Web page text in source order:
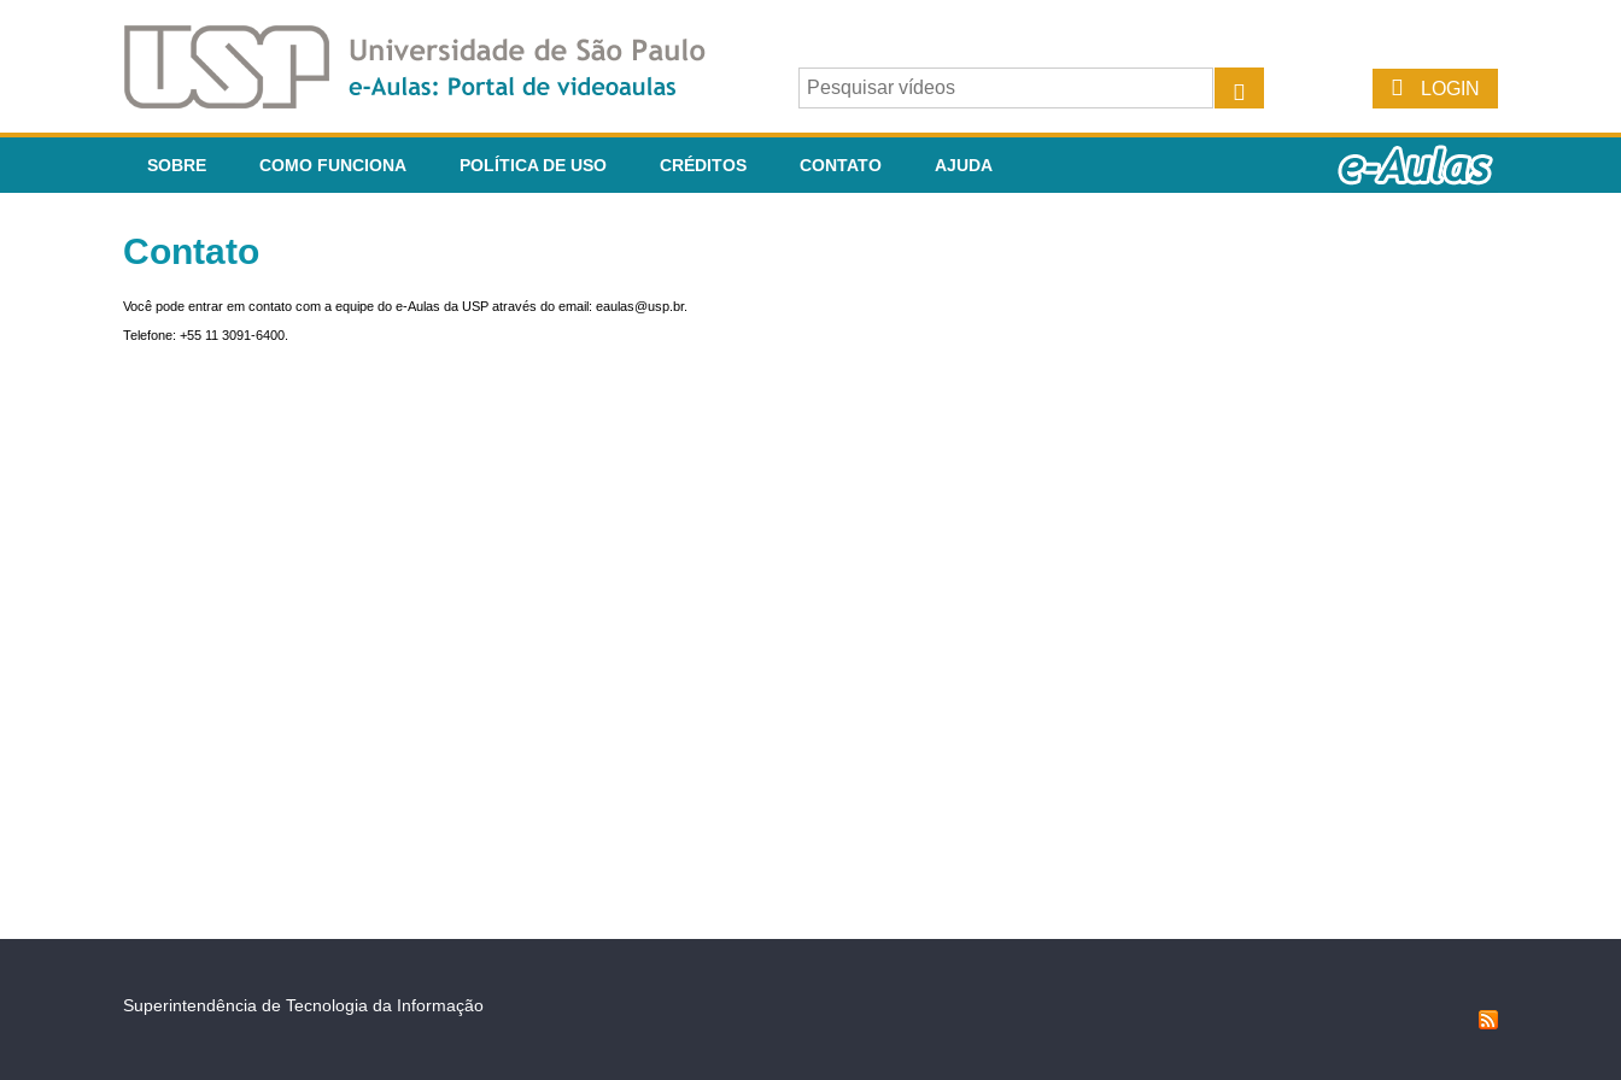
LOGIN
SOBRE COMO FUNCIONA POLÍTICA DE USO CRÉDITOS CONTATO AJUDA
Contato
Você pode entrar em contato com a equipe do e-Aulas da USP através do email: eaulas@usp.br.
Telefone: +55 11 3091-6400.
Superintendência de Tecnologia da Informação